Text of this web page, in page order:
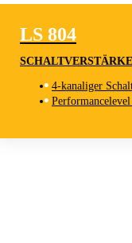
LS 804
LS 804
4-kanaliger